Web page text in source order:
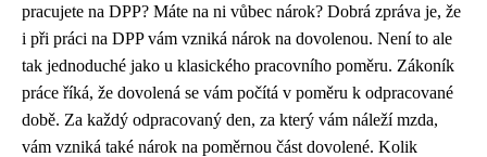
pracujete na DPP? Máte na ni vůbec nárok? Dobrá zpráva je, že
i při práci na DPP vám vzniká nárok na dovolenou. Není to ale
tak jednoduché jako u klasického pracovního poměru. Zákoník
práce říká, že dovolená se vám počítá v poměru k odpracované
době. Za každý odpracovaný den, za který vám náleží mzda,
vám vzniká také nárok na poměrnou část dovolené. Kolik